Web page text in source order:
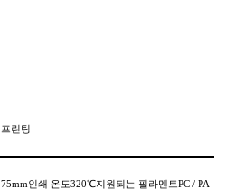
린팅
인쇄 온도320℃지원되는 필라멘트PC / PA